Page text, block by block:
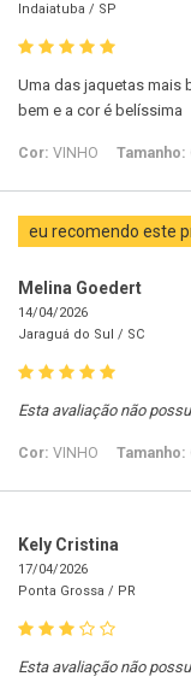
Indaiatuba / SP
Uma das jaquetas mais
bem e a cor é belíssima
Cor: VINHO Tamanho:
eu recomendo este
Melina Goedert
14/04/2026
Jaraguá do Sul / SC
Esta avaliação não
Cor: VINHO Tamanho:
Kely Cristina
17/04/2026
Ponta Grossa / PR
Esta avaliação não